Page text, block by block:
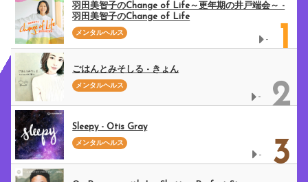
- 1
羽田美智子のChange of Life～更年期の井戸端会～ -
羽田美智子のChange of Life
メンタルヘルス
- 2
ごはんとみそしる - きょん
メンタルヘルス
- 3
Sleepy - Otis Gray
メンタルヘルス